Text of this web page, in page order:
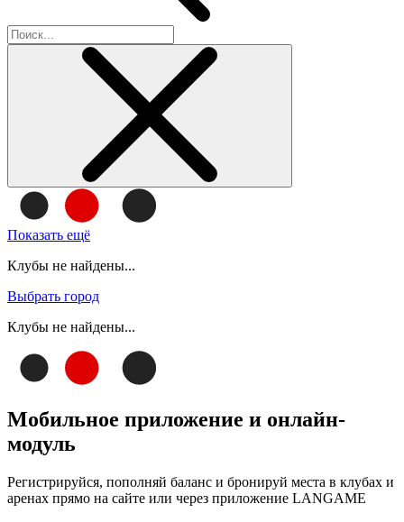
Показать ещё
Клубы не найдены...
Выбрать город
Клубы не найдены...
Мобильное приложение и онлайн-
модуль
Регистрируйся, пополняй баланс и бронируй места в клубах и
аренах прямо на сайте или через приложение LANGAME